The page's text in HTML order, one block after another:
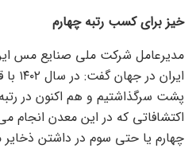
خیز برای کسب رتبه چهارم
مدیرعامل شرکت ملی صنایع مس
پشت سرگذاشتیم و هم اکنون در
اکتشافاتی که در این معدن انجام
چهارم یا حتی سوم در داشتن